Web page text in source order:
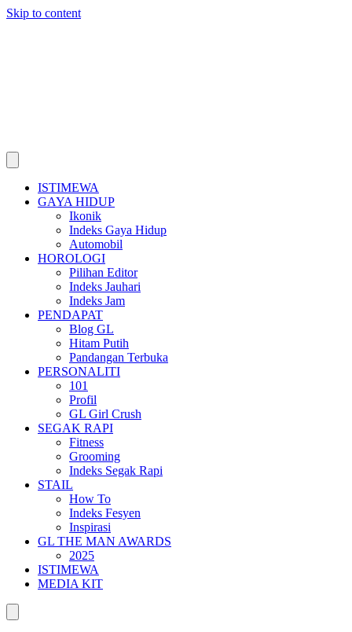
Skip to content
ISTIMEWA
GAYA HIDUP
Ikonik
Indeks Gaya Hidup
Automobil
HOROLOGI
Pilihan Editor
Indeks Jauhari
Indeks Jam
PENDAPAT
Blog GL
Hitam Putih
Pandangan Terbuka
PERSONALITI
101
Profil
GL Girl Crush
SEGAK RAPI
Fitness
Grooming
Indeks Segak Rapi
STAIL
How To
Indeks Fesyen
Inspirasi
GL THE MAN AWARDS
2025
ISTIMEWA
MEDIA KIT